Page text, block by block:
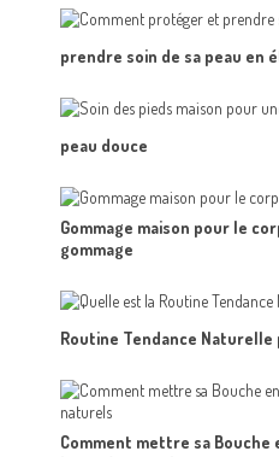
prendre soin de sa peau en
peau douce
Gommage maison pour le
gommage
Routine Tendance Naturelle
Comment mettre sa Bouche